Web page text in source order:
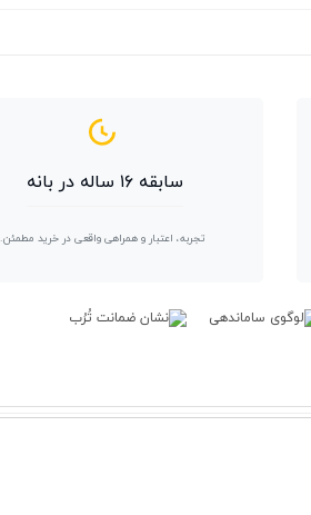
سابقه ۱۶ ساله در بانه
تجربه، اعتبار و همراهی واقعی در خرید مطمئن.